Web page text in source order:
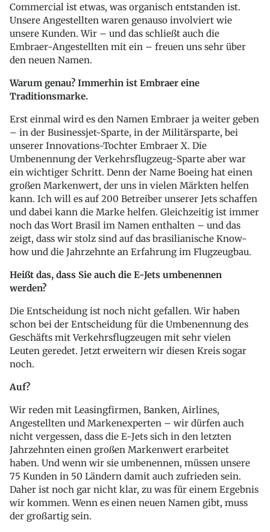
Commercial ist etwas, was organisch entstanden ist.
Unsere Angestellten waren genauso involviert wie
unsere Kunden. Wir – und das schließt auch die
Embraer-Angestellten mit ein – freuen uns sehr über
den neuen Namen.
Warum genau? Immerhin ist Embraer eine
Traditionsmarke.
Erst einmal wird es den Namen Embraer ja weiter geben
– in der Businessjet-Sparte, in der Militärsparte, bei
unserer Innovations-Tochter Embraer X. Die
Umbenennung der Verkehrsflugzeug-Sparte aber war
ein wichtiger Schritt. Denn der Name Boeing hat einen
großen Markenwert, der uns in vielen Märkten helfen
kann. Ich will es auf 200 Betreiber unserer Jets schaffen
und dabei kann die Marke helfen. Gleichzeitig ist immer
noch das Wort Brasil im Namen enthalten – und das
zeigt, dass wir stolz sind auf das brasilianische Know-
how und die Jahrzehnte an Erfahrung im Flugzeugbau.
Heißt das, dass Sie auch die E-Jets umbenennen
werden?
Die Entscheidung ist noch nicht gefallen. Wir haben
schon bei der Entscheidung für die Umbenennung des
Geschäfts mit Verkehrsflugzeugen mit sehr vielen
Leuten geredet. Jetzt erweitern wir diesen Kreis sogar
noch.
Auf?
Wir reden mit Leasingfirmen, Banken, Airlines,
Angestellten und Markenexperten – wir dürfen auch
nicht vergessen, dass die E-Jets sich in den letzten
Jahrzehnten einen großen Markenwert erarbeitet
haben. Und wenn wir sie umbenennen, müssen unsere
75 Kunden in 50 Ländern damit auch zufrieden sein.
Daher ist noch gar nicht klar, zu was für einem Ergebnis
wir kommen. Wenn es einen neuen Namen gibt, muss
der großartig sein.